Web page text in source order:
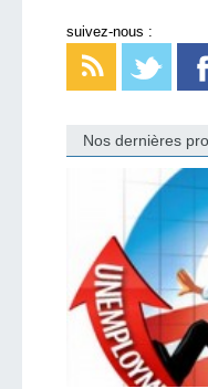
suivez-nous :
Nos dernières